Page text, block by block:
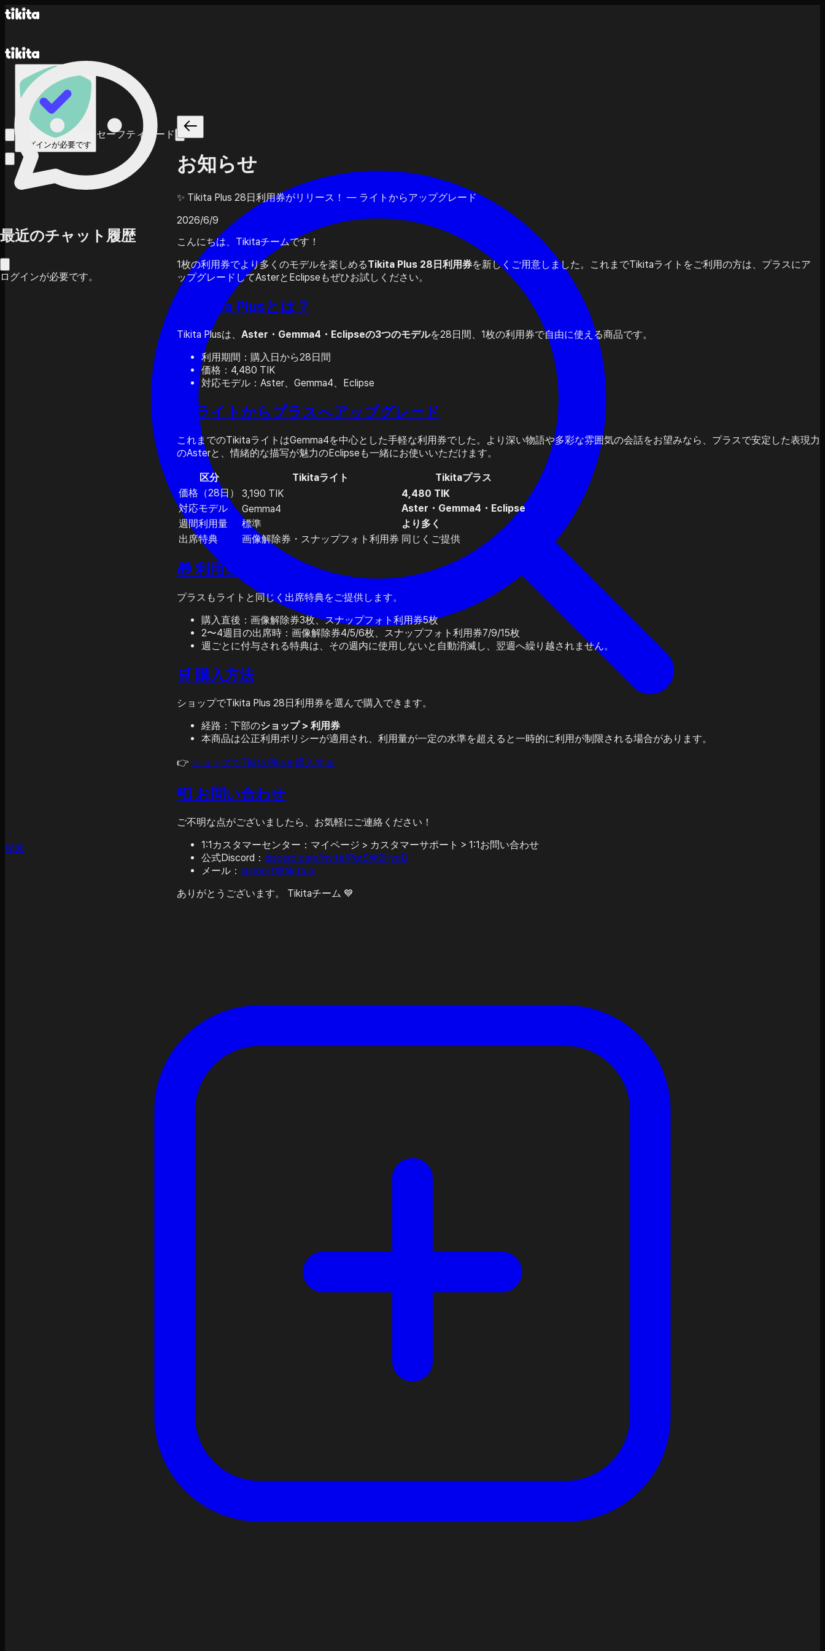
探索
ログインが必要です
セーフティモード
最近のチャット履歴
ログインが必要です。
お知らせ
✨ Tikita Plus 28日利用券がリリース！ — ライトからアップグレード
2026/6/9
こんにちは、Tikitaチームです！
1枚の利用券でより多くのモデルを楽しめるTikita Plus 28日利用券を新しくご用意しました。これまでTikitaライトをご利用の方は、プラスにア
ップグレードしてAsterとEclipseもぜひお試しください。
✨ Tikita Plusとは？
Tikita Plusは、 Aster・Gemma4・Eclipseの3つのモデルを28日間、1枚の利用券で自由に使える商品です。
利用期間：購入日から28日間
価格：4,480 TIK
対応モデル：Aster、Gemma4、Eclipse
🔁 ライトからプラスへアップグレード
これまでのTikitaライトはGemma4を中心とした手軽な利用券でした。より深い物語や多彩な雰囲気の会話をお望みなら、プラスで安定した表現力
のAsterと、情緒的な描写が魅力のEclipseも一緒にお使いいただけます。
区分 Tikitaライト
Tikitaプラス
価格（28日）
3,190 TIK
4,480 TIK
対応モデル
Gemma4
Aster・Gemma4・Eclipse
週間利用量
標準
より多く
出席特典
画像解除券・スナップフォト利用券 同じくご提供
🎁 利用券特典
プラスもライトと同じく出席特典をご提供します。
購入直後：画像解除券3枚、スナップフォト利用券5枚
2〜4週目の出席時：画像解除券4/5/6枚、スナップフォト利用券7/9/15枚
週ごとに付与される特典は、その週内に使用しないと自動消滅し、翌週へ繰り越されません。
🛒 購入方法
ショップでTikita Plus 28日利用券を選んで購入できます。
経路：下部のショップ > 利用券
本商品は公正利用ポリシーが適用され、利用量が一定の水準を超えると一時的に利用が制限される場合があります。
👉 ショップでTikita Plusを購入する
📮 お問い合わせ
ご不明な点がございましたら、お気軽にご連絡ください！
1:1カスタマーセンター：マイページ > カスタマーサポート > 1:1お問い合わせ
公式Discord： discord.com/invite/PgrSW2HycD
メール： support@tikita.ai
ありがとうございます。 Tikitaチーム 💙